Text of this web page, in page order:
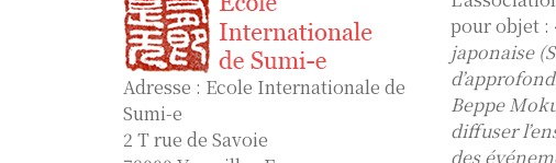
Adresse : Ecole Internationale de
Sumi-e
2 T rue de Savoie
pour objet :
japonaise
Beppe
diffuser
des